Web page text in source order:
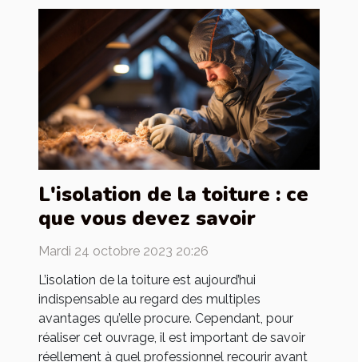
L'isolation de la toiture : ce
que vous devez savoir
Mardi 24 octobre 2023 20:26
L’isolation de la toiture est aujourd’hui
indispensable au regard des multiples
avantages qu’elle procure. Cependant, pour
réaliser cet ouvrage, il est important de savoir
réellement à quel professionnel recourir avant